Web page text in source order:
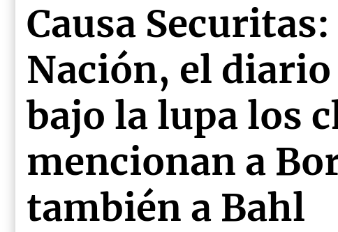
Causa
Nación, el
bajo la lupa los
mencionan a
también a Bahl